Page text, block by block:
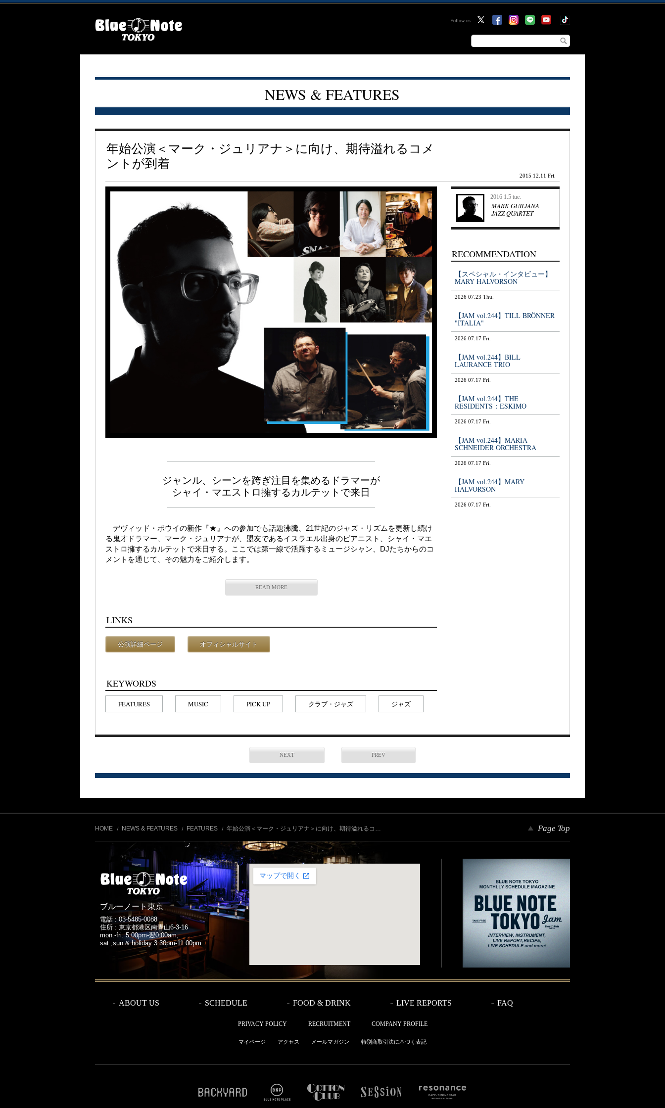
Follow us
NEWS & FEATURES
年始公演＜マーク・ジュリアナ＞に向け、期待溢れるコメ
ントが到着
2015 12.11 Fri.
ジャンル、シーンを跨ぎ注目を集めるドラマーが
シャイ・マエストロ擁するカルテットで来日
デヴィッド・ボウイの新作『★』への参加でも話題沸騰、21世紀のジャズ・リズムを更新し続け
る鬼才ドラマー、マーク・ジュリアナが、盟友であるイスラエル出身のピアニスト、シャイ・マエ
ストロ擁するカルテットで来日する。ここでは第一線で活躍するミュージシャン、DJたちからのコ
メントを通じて、その魅力をご紹介します。
READ MORE
LINKS
公演詳細ページ オフィシャルサイト
KEYWORDS
FEATURES MUSIC PICK UP クラブ・ジャズ ジャズ
2016 1.5 tue.
MARK GUILIANA
JAZZ QUARTET
RECOMMENDATION
【スペシャル・インタビュー】
MARY HALVORSON
2026 07.23 Thu.
【JAM vol.244】TILL BRÖNNER
"ITALIA"
2026 07.17 Fri.
【JAM vol.244】BILL
LAURANCE TRIO
2026 07.17 Fri.
【JAM vol.244】THE
RESIDENTS：ESKIMO
2026 07.17 Fri.
【JAM vol.244】MARIA
SCHNEIDER ORCHESTRA
2026 07.17 Fri.
【JAM vol.244】MARY
HALVORSON
2026 07.17 Fri.
NEXT PREV
HOME NEWS & FEATURES FEATURES 年始公演＜マーク・ジュリアナ＞に向け、期待溢れるコ… Page Top
ブルーノート東京
電話 : 03-5485-0088
住所 : 東京都港区南青山6-3-16
mon.-fri. 5:00pm-翌0:00am,
sat.,sun.& holiday 3:30pm-11:00pm
ABOUT US SCHEDULE FOOD & DRINK LIVE REPORTS FAQ
PRIVACY POLICY RECRUITMENT COMPANY PROFILE
マイページ アクセス メールマガジン 特別商取引法に基づく表記